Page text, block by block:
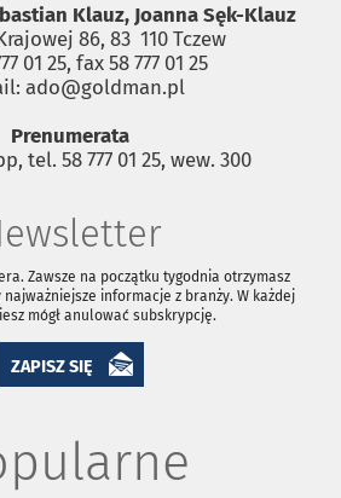
Klauz, Joanna Sęk-Klauz
86, 83 ­ 110 Tczew
01 25, fax 58 777 01 25
ado@goldman.pl
Prenumerata
tel. 58 777 01 25, wew. 300
Zawsze na początku tygodnia otrzymasz
informacje z branży. W każdej
mógł anulować subskrypcję.
ZAPISZ SIĘ